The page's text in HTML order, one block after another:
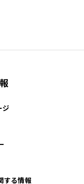
ジ
する情報